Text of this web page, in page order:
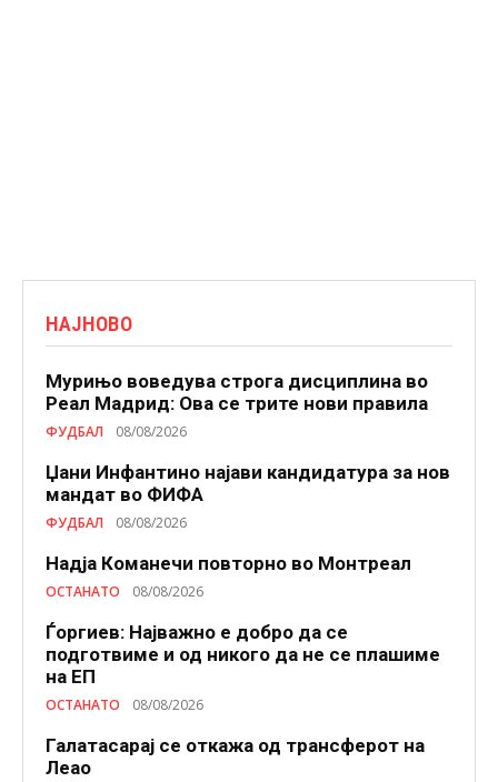
НАЈНОВО
Мурињо воведува строга дисциплина во
Реал Мадрид: Ова се трите нови правила
ФУДБАЛ 08/08/2026
Џани Инфантино најави кандидатура за нов
мандат во ФИФА
ФУДБАЛ 08/08/2026
Надја Команечи повторно во Монтреал
ОСТАНАТО 08/08/2026
Ѓоргиев: Најважно е добро да се
подготвиме и од никого да не се плашиме
на ЕП
ОСТАНАТО 08/08/2026
Галатасарај се откажа од трансферот на
Леао